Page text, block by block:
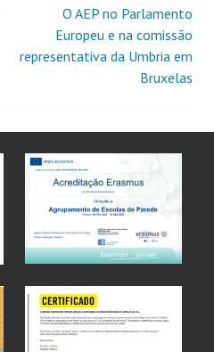
O AEP no Parlamento
Europeu e na comissão
representativa da Umbria em
Bruxelas